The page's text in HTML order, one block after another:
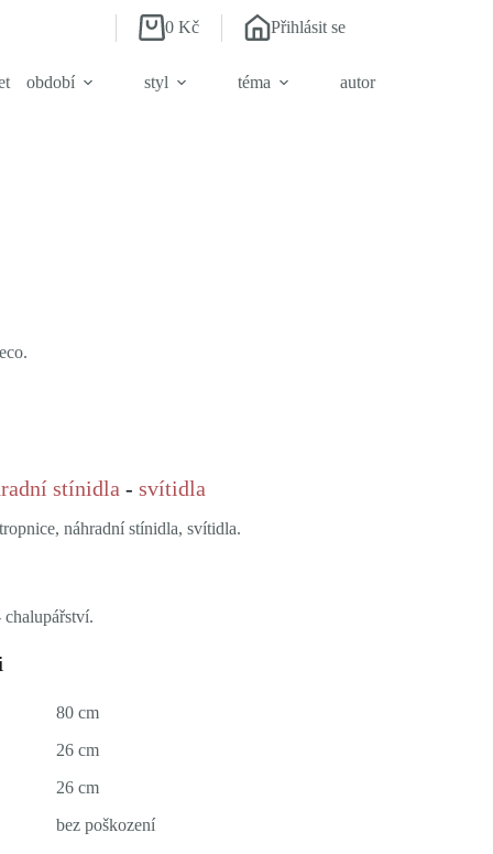
Shopping
0 Kč Přihlásit se
období styl téma autor
stínidla - svítidla
náhradní stínidla, svítidla.
chalupářství.
80 cm
26 cm
26 cm
bez poškození